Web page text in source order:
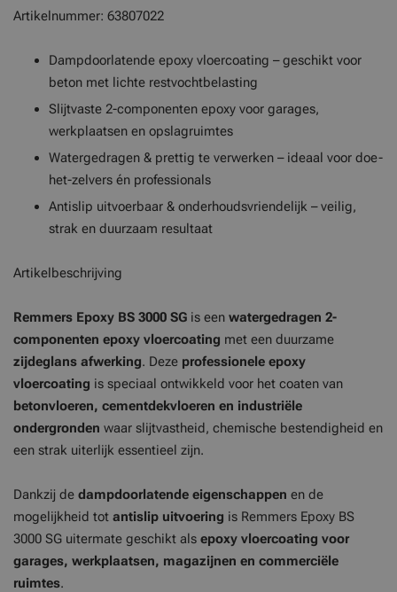
Artikelnummer: 63807022
Dampdoorlatende epoxy vloercoating – geschikt voor
beton met lichte restvochtbelasting
Slijtvaste 2-componenten epoxy voor garages,
werkplaatsen en opslagruimtes
Watergedragen & prettig te verwerken – ideaal voor doe-
het-zelvers én professionals
Antislip uitvoerbaar & onderhoudsvriendelijk – veilig,
strak en duurzaam resultaat
Artikelbeschrijving
Remmers Epoxy BS 3000 SG is een watergedragen 2-
componenten epoxy vloercoating met een duurzame
zijdeglans afwerking. Deze professionele epoxy
vloercoating is speciaal ontwikkeld voor het coaten van
betonvloeren, cementdekvloeren en industriële
ondergronden waar slijtvastheid, chemische bestendigheid en
een strak uiterlijk essentieel zijn.
Dankzij de dampdoorlatende eigenschappen en de
mogelijkheid tot antislip uitvoering is Remmers Epoxy BS
3000 SG uitermate geschikt als epoxy vloercoating voor
garages, werkplaatsen, magazijnen en commerciële
ruimtes.